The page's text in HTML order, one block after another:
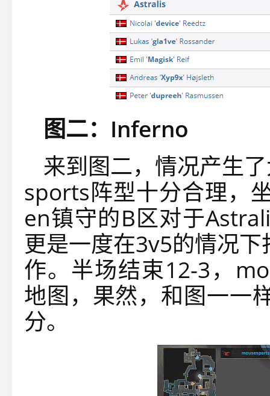
图二：Inferno
来到图二，情况产生
sports阵型十分合理，
en镇守的B区对于
更是一度在3v5的情况
作。半场结束12-3，
地图，果然，和图一一
分。